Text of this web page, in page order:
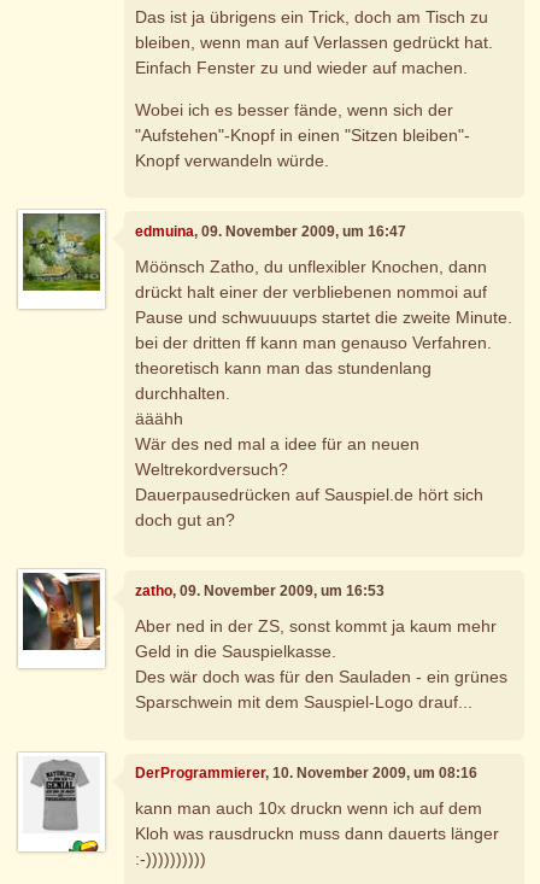
Das ist ja übrigens ein Trick, doch am Tisch zu
bleiben, wenn man auf Verlassen gedrückt hat.
Einfach Fenster zu und wieder auf machen.
Wobei ich es besser fände, wenn sich der
"Aufstehen"-Knopf in einen "Sitzen bleiben"-
Knopf verwandeln würde.
edmuina, 09. November 2009, um 16:47
Möönsch Zatho, du unflexibler Knochen, dann
drückt halt einer der verbliebenen nommoi auf
Pause und schwuuuups startet die zweite Minute.
bei der dritten ff kann man genauso Verfahren.
theoretisch kann man das stundenlang
durchhalten.
ääähh
Wär des ned mal a idee für an neuen
Weltrekordversuch?
Dauerpausedrücken auf Sauspiel.de hört sich
doch gut an?
zatho, 09. November 2009, um 16:53
Aber ned in der ZS, sonst kommt ja kaum mehr
Geld in die Sauspielkasse.
Des wär doch was für den Sauladen - ein grünes
Sparschwein mit dem Sauspiel-Logo drauf...
DerProgrammierer, 10. November 2009, um 08:16
kann man auch 10x druckn wenn ich auf dem
Kloh was rausdruckn muss dann dauerts länger
:-))))))))))